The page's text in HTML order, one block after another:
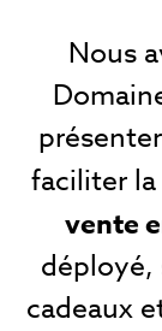
Nous
faciliter
vente
déployé,
cadeaux